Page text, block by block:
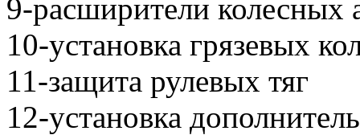
9-расширители колесных
10-установка грязевых
11-защита рулевых тяг
12-установка